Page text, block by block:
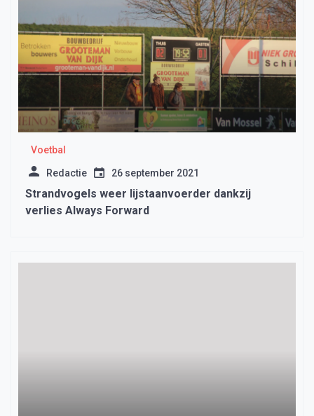
Voetbal
Redactie 26 september 2021
Strandvogels weer lijstaanvoerder dankzij
verlies Always Forward